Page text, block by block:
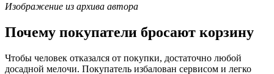
Изображение из архива автора
Почему покупатели бросают корзину
Чтобы человек отказался от покупки, достаточно любой
досадной мелочи. Покупатель избалован сервисом и легко